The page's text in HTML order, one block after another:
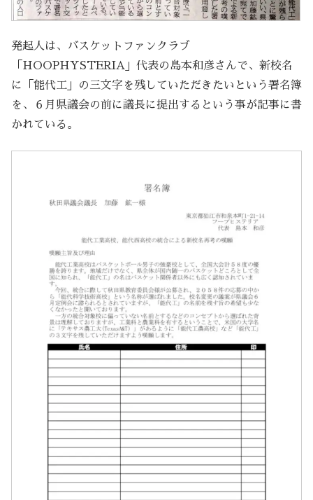
発起人は、バスケットファンクラブ
「HOOPHYSTERIA」代表の島本和彦さんで、新校名
に「能代工」の三文字を残していただきたいという署名簿
を、６月県議会の前に議長に提出するという事が記事に書
かれている。